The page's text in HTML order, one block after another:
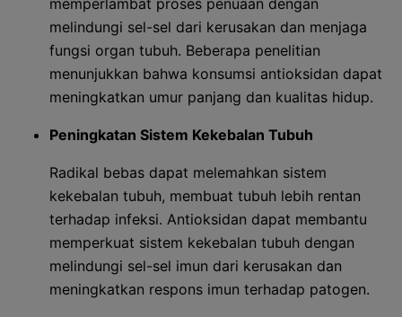
memperlambat proses penuaan dengan
melindungi sel-sel dari kerusakan dan menjaga
fungsi organ tubuh. Beberapa penelitian
menunjukkan bahwa konsumsi antioksidan dapat
meningkatkan umur panjang dan kualitas hidup.
Peningkatan Sistem Kekebalan Tubuh
Radikal bebas dapat melemahkan sistem
kekebalan tubuh, membuat tubuh lebih rentan
terhadap infeksi. Antioksidan dapat membantu
memperkuat sistem kekebalan tubuh dengan
melindungi sel-sel imun dari kerusakan dan
meningkatkan respons imun terhadap patogen.